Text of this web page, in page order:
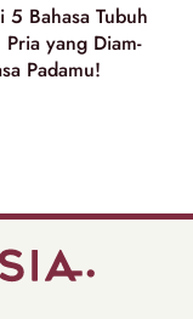
Bahasa Tubuh
yang Diam-
Padamu!